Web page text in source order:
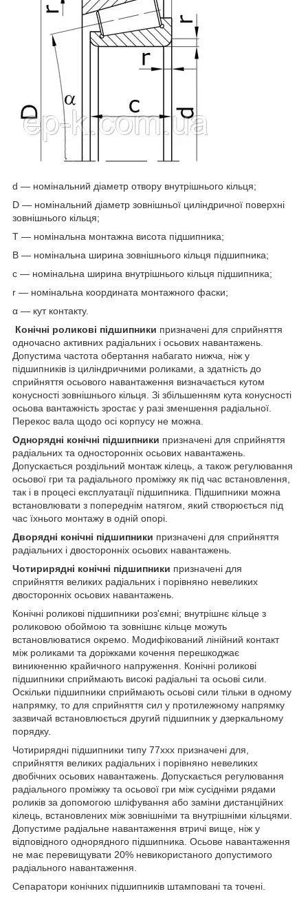
d — номінальний діаметр отвору внутрішнього кільця;
D — номінальний діаметр зовнішньої циліндричної поверхні
зовнішнього кільця;
T — номінальна монтажна висота підшипника;
B — номінальна ширина зовнішнього кільця підшипника;
c — номінальна ширина внутрішнього кільця підшипника;
r — номінальна координата монтажного фаски;
α — кут контакту.
Конічні роликові підшипники призначені для сприйняття
одночасно активних радіальних і осьових навантажень.
Допустима частота обертання набагато нижча, ніж у
підшипників із циліндричними роликами, а здатність до
сприйняття осьового навантаження визначається кутом
конусності зовнішнього кільця. Зі збільшенням кута конусності
осьова вантажність зростає у разі зменшення радіальної.
Перекос вала щодо осі корпусу не можна.
Однорядні конічні підшипники призначені для сприйняття
радіальних та односторонніх осьових навантажень.
Допускається роздільний монтаж кілець, а також регулювання
осьової гри та радіального проміжку як під час встановлення,
так і в процесі експлуатації підшипника. Підшипники можна
встановлювати з попереднім натягом, який створюється під
час їхнього монтажу в одній опорі.
Дворядні конічні підшипники призначені для сприйняття
радіальних і двосторонніх осьових навантажень.
Чотирирядні конічні підшипники призначені для
сприйняття великих радіальних і порівняно невеликих
двосторонніх осьових навантажень.
Конічні роликові підшипники роз'ємні; внутрішнє кільце з
роликовою обоймою та зовнішнє кільце можуть
встановлюватися окремо. Модифікований лінійний контакт
між роликами та доріжками кочення перешкоджає
виникненню крайичного напруження. Конічні роликові
підшипники сприймають високі радіальні та осьові сили.
Оскільки підшипники сприймають осьові сили тільки в одному
напрямку, то для сприйняття сил у протилежному напрямку
зазвичай встановлюється другий підшипник у дзеркальному
порядку.
Чотирирядні підшипники типу 77ххх призначені для,
сприйняття великих радіальних і порівняно невеликих
двобічних осьових навантажень. Допускається регулювання
радіального проміжку та осьової гри між сусідніми рядами
роликів за допомогою шліфування або заміни дистанційних
кілець, встановлених між зовнішніми та внутрішніми кільцями.
Допустиме радіальне навантаження втричі вище, ніж у
відповідного однорядного підшипника. Осьове навантаження
не має перевищувати 20% невикористаного допустимого
радіального навантаження.
Сепаратори конічних підшипників штамповані та точені.